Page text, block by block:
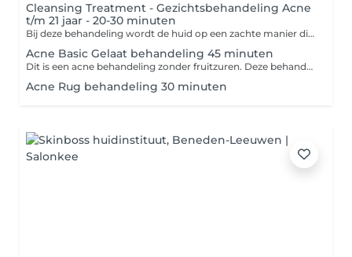
Cleansing Treatment - Gezichtsbehandeling Acne
t/m 21 jaar - 20-30 minuten
Bij deze behandeling wordt de huid op een zachte manier diep gereinigd en krijg je advies hoe je jouw huid het beste thuis kan verzorgen. -Reinigen -Dieptereiniging -Onzuiverheden verwijderen -Dag- of nachtverzorging
Acne Basic Gelaat behandeling 45 minuten
Dit is een acne behandeling zonder fruitzuren. Deze behandeling is puur gericht op het reinigen en verzorgen van een acne huid. Let op! Bij deze behandeling zit het epileren/waxen van de wenkbrauwen niet inbegrepen. Deze optie kan los bijgeboekt worden. <div>Bij deze behandeling zit het epileren /waxen van de wenkbrauwen niet inbegrepen. -Reinigen -Dieptereiniging -Eventueel reinigend masker -Onzuiverheden verwijderen -Serum -Masker -Dag- of nachtverzorging</div>
Acne Rug behandeling 30 minuten